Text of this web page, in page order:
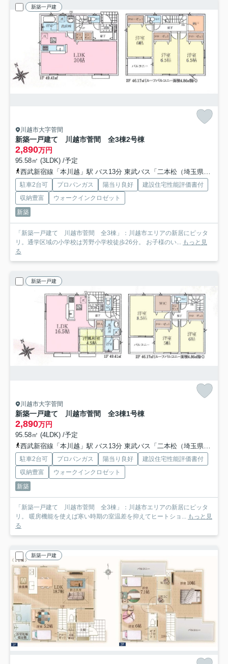
新築一戸建
川越市大字菅間
新築一戸建て 川越市菅間 全3棟2号棟
2,890万円
95.58㎡ (3LDK) /予定
西武新宿線「本川越」駅 バス13分 東武バス「二本松（埼玉県）」 停歩14分
駐車2台可 プロパンガス 陽当り良好
建設住宅性能評価書付
収納豊富
ウォークインクロゼット
新築
「新築一戸建て 川越市菅間 全3棟」：川越市エリアの新居にピッタ
リ。通学区域の小学校は芳野小学校徒歩26分。 お子様のい... もっと見
る
新築一戸建
川越市大字菅間
新築一戸建て 川越市菅間 全3棟1号棟
2,890万円
95.58㎡ (4LDK) /予定
西武新宿線「本川越」駅 バス13分 東武バス「二本松（埼玉県）」 停歩14分
駐車2台可 プロパンガス 陽当り良好
建設住宅性能評価書付
収納豊富
ウォークインクロゼット
新築
「新築一戸建て 川越市菅間 全3棟」：川越市エリアの新居にピッタ
リ。 暖房機能を使えば寒い時期の室温差を抑えてヒートショ... もっと見
る
新築一戸建